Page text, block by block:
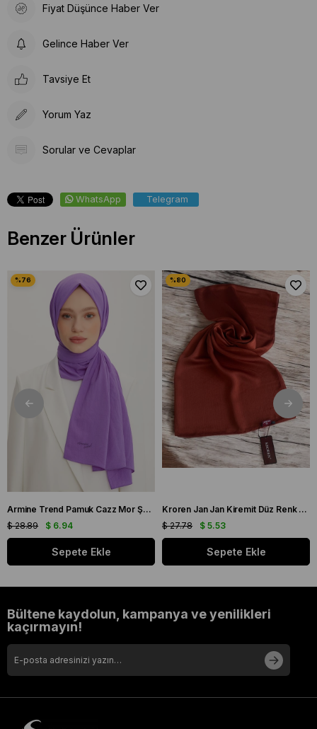
Fiyat Düşünce Haber Ver
Gelince Haber Ver
Tavsiye Et
Yorum Yaz
Sorular ve Cevaplar
WhatsApp Telegram
Benzer Ürünler
Armine Trend Pamuk Cazz Mor Şal 21210
$ 6.94
$ 28.89
Sepete Ekle
Kroren Jan Jan Kiremit Düz Renk Şal 7301-85
$ 5.53
$ 27.78
Sepete Ekle
Bültene kaydolun, kampanya ve yenilikleri
kaçırmayın!